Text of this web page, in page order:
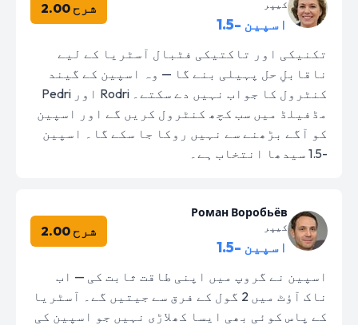
کیپر
اسپین -1.5
شرح 2.00
تکنیکی اور تاکتیکی فٹبال آسٹریا کے لیے
ناقابلِ حل پہیلی بنے گا — وہ اسپین کے گیند
کنٹرول کا جواب نہیں دے سکتے۔ Rodri اور Pedri
مڈفیلڈ میں سب کچھ کنٹرول کریں گے اور اسپین
کو آگے بڑھنے سے نہیں روکا جا سکے گا۔ اسپین
-1.5 سیدھا انتخاب ہے۔
Роман Воробьёв
کیپر
اسپین -1.5
شرح 2.00
اسپین نے گروپ میں اپنی طاقت ثابت کی — اب
ناک آؤٹ میں 2 گول کے فرق سے جیتیں گے۔ آسٹریا
کے پاس کوئی بھی ایسا کھلاڑی نہیں جو اسپین کی